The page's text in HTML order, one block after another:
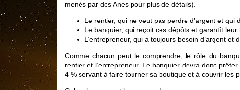
menés par des Anes pour plus de détails).
Le rentier, qui ne veut pas perdre d’argent et qui
Le banquier, qui reçoit ces dépôts et garantît
L’entrepreneur, qui a toujours besoin d’argent et
Comme chacun peut le comprendre, le rôle du
rentier et l’entrepreneur. Le banquier devra donc
4 % servant à faire tourner sa boutique et à couvrir les